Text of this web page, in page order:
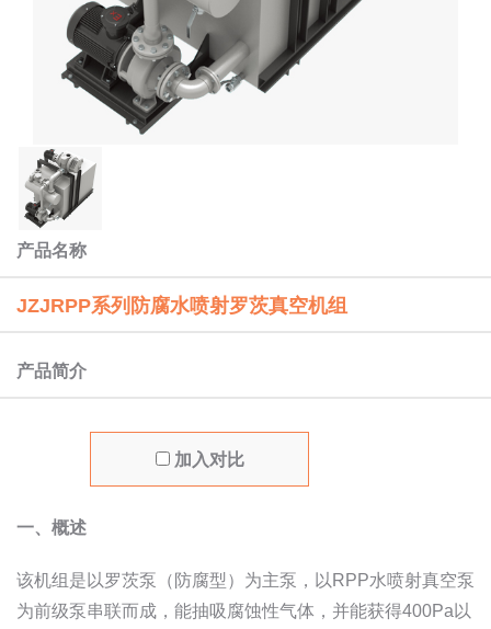
产品名称
JZJRPP系列防腐水喷射罗茨真空机组
产品简介
加入对比
一、概述
该机组是以罗茨泵（防腐型）为主泵，以RPP水喷射真空泵
为前级泵串联而成，能抽吸腐蚀性气体，并能获得400Pa以